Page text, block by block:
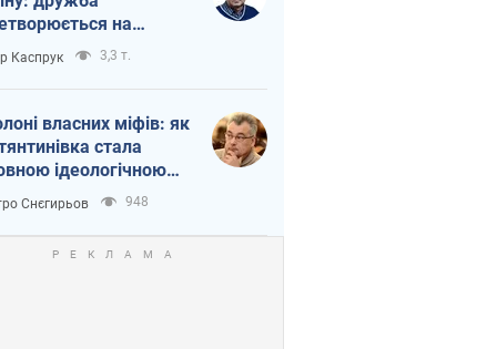
на
Росії від
Каспрук 3,3 т.
власних міфів: як
стала
ідеологічною
для російських
Снєгирьов 948